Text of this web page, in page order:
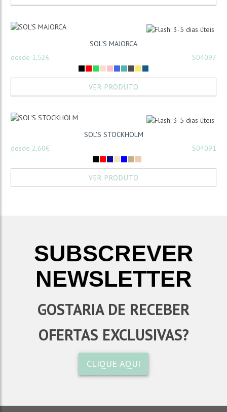
SOL'S MAJORCA
desde 1,52€
S04097
VER PRODUTO
SOL'S STOCKHOLM
desde 2,60€
S04091
VER PRODUTO
SUBSCREVER
NEWSLETTER
GOSTARIA DE RECEBER
OFERTAS EXCLUSIVAS?
CLIQUE AQUI